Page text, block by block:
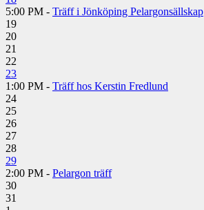
5:00 PM - Träff i Jönköping Pelargonsällskap
19
20
21
22
23
1:00 PM - Träff hos Kerstin Fredlund
24
25
26
27
28
29
2:00 PM - Pelargon träff
30
31